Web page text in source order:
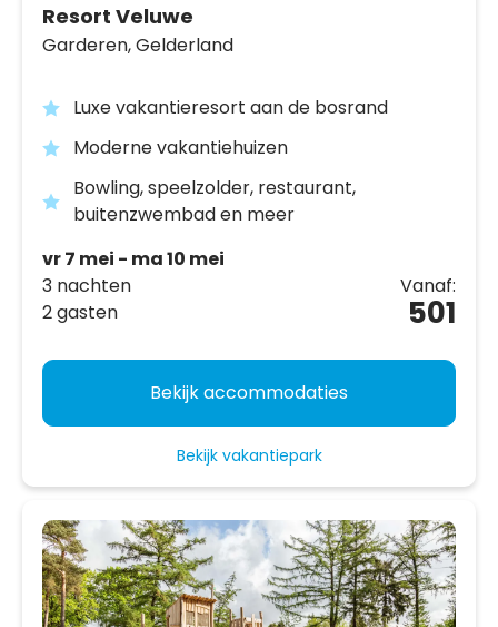
Resort Veluwe
Garderen,Gelderland
Luxe vakantieresort aan de bosrand
Moderne vakantiehuizen
Bowling, speelzolder, restaurant,
buitenzwembad en meer
vr 7 mei - ma 10 mei
3 nachten
2 gasten
Vanaf:
501
Bekijk accommodaties
Bekijk vakantiepark